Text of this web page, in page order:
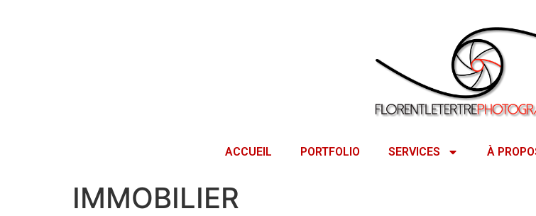
ACCUEIL PORTFOLIO SERVICES À
IMMOBILIER